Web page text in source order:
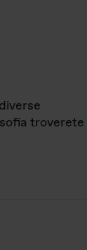
troverete